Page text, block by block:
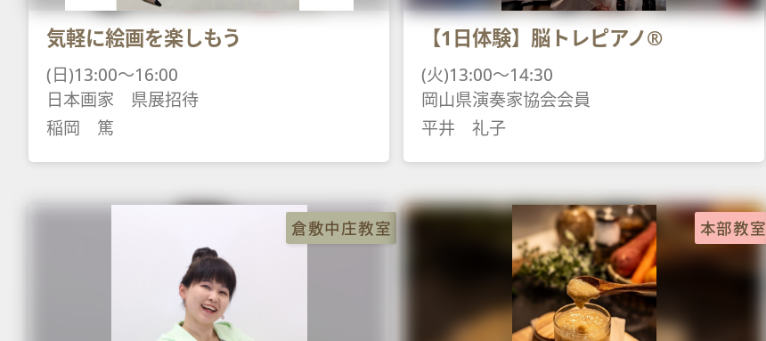
気軽に絵画を楽しもう
(日)13:00～16:00
日本画家 県展招待
稲岡 篤
【1日体験】脳トレピアノ®
(火)13:00～14:30
岡山県演奏家協会会員
平井 礼子
倉敷中庄教室 本部教室